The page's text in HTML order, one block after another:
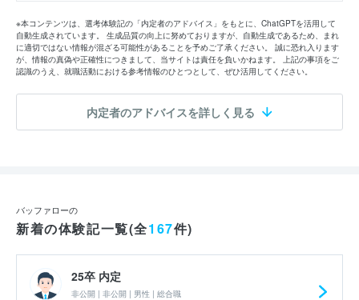
※本コンテンツは、選考体験記の「内定者のアドバイス」をもとに、ChatGPTを活用して
自動生成されています。 生成品質の向上に努めておりますが、自動生成であるため、まれ
に適切ではない情報が混ざる可能性があることを予めご了承ください。 誠に恐れ入ります
が、情報の真偽や正確性につきまして、当サイトは責任を負いかねます。 上記の事項をご
認識のうえ、就職活動における参考情報のひとつとして、ぜひ活用してください。
内定者のアドバイスを詳しく見る
バッファローの
新着の体験記一覧(全167件)
25卒 内定
非公開 | 非公開 | 男性 | 総合職